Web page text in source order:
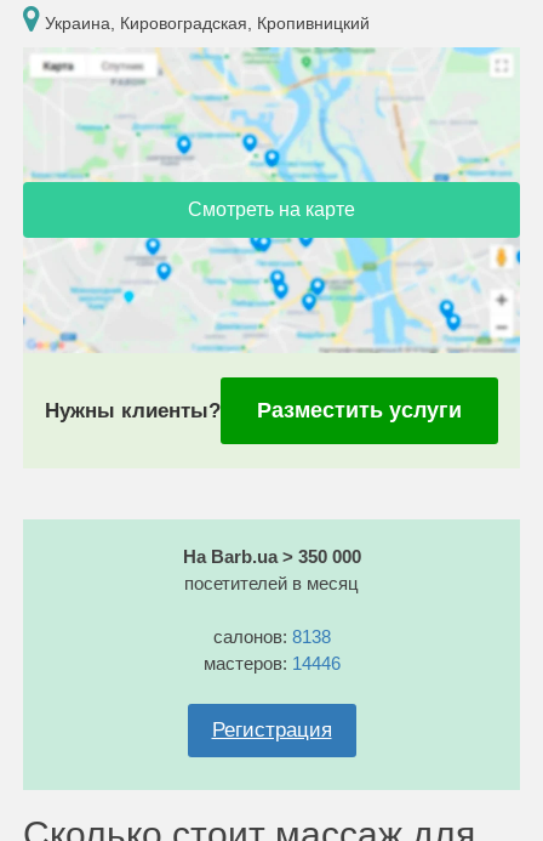
Украина, Кировоградская, Кропивницкий
Смотреть на карте
Нужны клиенты? Разместить услуги
На Barb.ua > 350 000
посетителей в месяц
салонов: 8138
мастеров: 14446
Регистрация